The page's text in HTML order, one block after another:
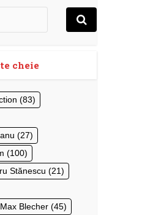
cheie
(83)
(27)
(100)
Stănescu (21)
Blecher (45)